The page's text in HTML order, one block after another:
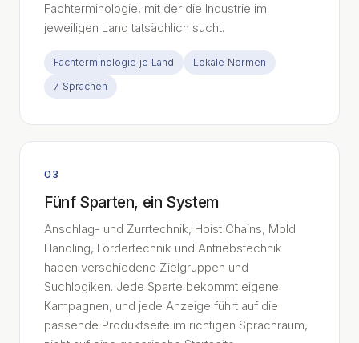
Fachterminologie, mit der die Industrie im
jeweiligen Land tatsächlich sucht.
Fachterminologie je Land
Lokale Normen
7 Sprachen
03
Fünf Sparten, ein System
Anschlag- und Zurrtechnik, Hoist Chains, Mold
Handling, Fördertechnik und Antriebstechnik
haben verschiedene Zielgruppen und
Suchlogiken. Jede Sparte bekommt eigene
Kampagnen, und jede Anzeige führt auf die
passende Produktseite im richtigen Sprachraum,